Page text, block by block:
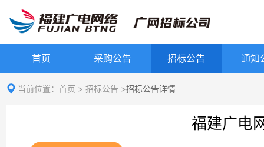
首页 采购公告 招标公告 通知
当前位置： 首页 > 招标公告 >招标公告详情
福建广电